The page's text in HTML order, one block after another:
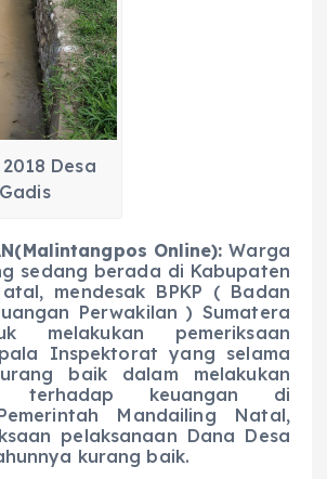
Desa
Online):Warga
sedang berada di Kabupaten
mendesak BPKP ( Badan
Perwakilan ) Sumatera
melakukan pemeriksaan
Inspektorat yang selama
baik dalam melakukan
terhadap keuangan di
Mandailing Natal,
pelaksanaan Dana Desa
kurang baik.